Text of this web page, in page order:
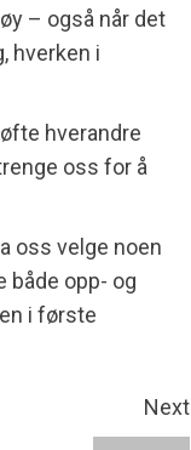
– også når det
hverken i
hverandre
oss for å
oss velge noen
både opp- og
i første
Next